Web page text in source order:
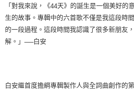
「對我來說，《44天》的誕生是一個美好的
生的故事。專輯中的六首歌不僅是我這段時
的一段過程。這段時間我認識了很多新朋友
解。」 ──白安
白安繼首度擔綱專輯製作人與全詞曲創作的